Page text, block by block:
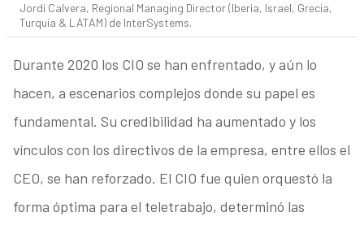
Jordi Calvera, Regional Managing Director (Iberia, Israel, Grecia,
Turquía & LATAM) de InterSystems.
Durante 2020 los CIO se han enfrentado, y aún lo
hacen, a escenarios complejos donde su papel es
fundamental. Su credibilidad ha aumentado y los
vínculos con los directivos de la empresa, entre ellos el
CEO, se han reforzado. El CIO fue quien orquestó la
forma óptima para el teletrabajo, determinó las